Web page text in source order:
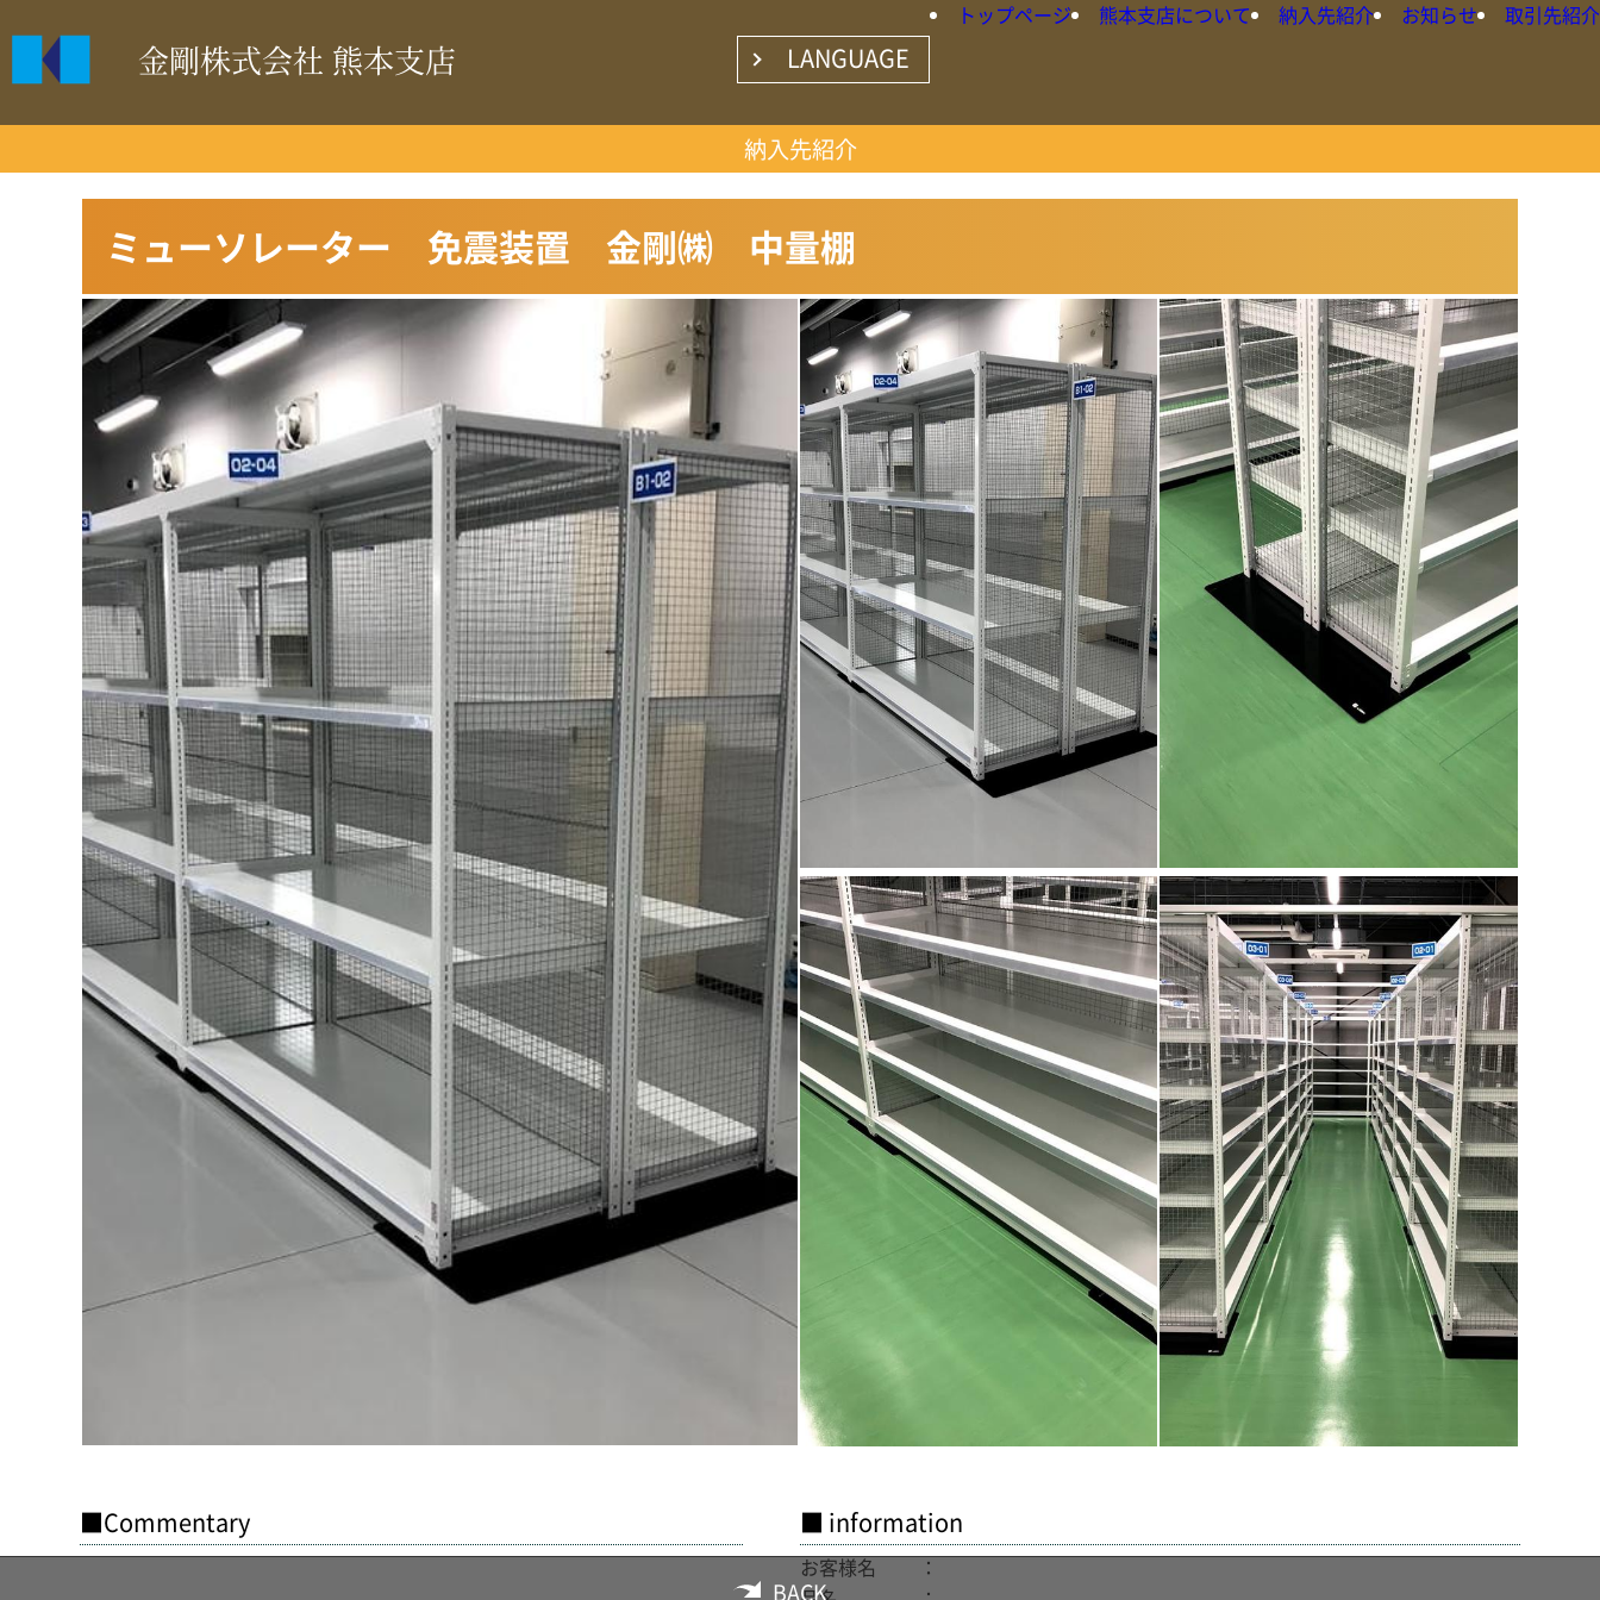
金剛株式会社 熊本支店 LANGUAGE
○日本語
トップページ 熊本支店について 納入先紹介 お知らせ 取引先紹介
納入先紹介
ミューソレーター 免震装置 金剛㈱ 中量棚
■Commentary ■ information
お客様名
BACK